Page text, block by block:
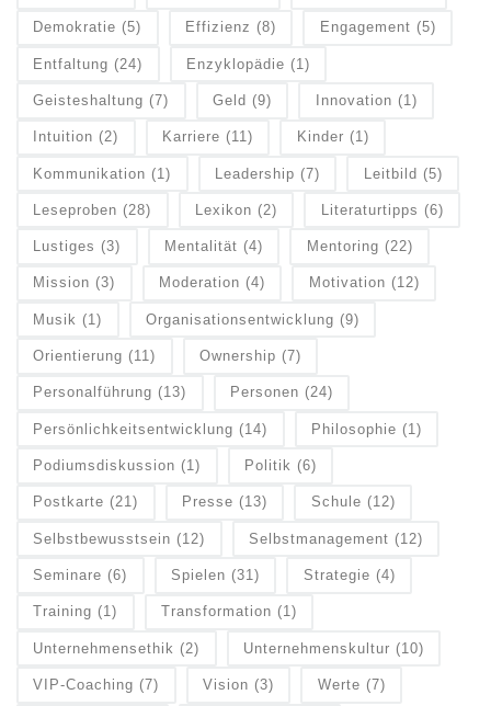
Demokratie (5) Effizienz (8) Engagement (5)
Entfaltung (24) Enzyklopädie (1)
Geisteshaltung (7) Geld (9) Innovation (1)
Intuition (2) Karriere (11) Kinder (1)
Kommunikation (1) Leadership (7) Leitbild (5)
Leseproben (28) Lexikon (2) Literaturtipps (6)
Lustiges (3) Mentalität (4) Mentoring (22)
Mission (3) Moderation (4) Motivation (12)
Musik (1) Organisationsentwicklung (9)
Orientierung (11) Ownership (7)
Personalführung (13) Personen (24)
Persönlichkeitsentwicklung (14) Philosophie (1)
Podiumsdiskussion (1) Politik (6)
Postkarte (21) Presse (13) Schule (12)
Selbstbewusstsein (12) Selbstmanagement (12)
Seminare (6) Spielen (31) Strategie (4)
Training (1) Transformation (1)
Unternehmensethik (2) Unternehmenskultur (10)
VIP-Coaching (7) Vision (3) Werte (7)